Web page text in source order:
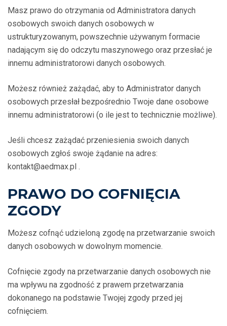
Masz prawo do otrzymania od Administratora danych
osobowych swoich danych osobowych w
ustrukturyzowanym, powszechnie używanym formacie
nadającym się do odczytu maszynowego oraz przesłać je
innemu administratorowi danych osobowych.
Możesz również zażądać, aby to Administrator danych
osobowych przesłał bezpośrednio Twoje dane osobowe
innemu administratorowi (o ile jest to technicznie możliwe).
Jeśli chcesz zażądać przeniesienia swoich danych
osobowych zgłoś swoje żądanie na adres:
kontakt@aedmax.pl .
PRAWO DO COFNIĘCIA
ZGODY
Możesz cofnąć udzieloną zgodę na przetwarzanie swoich
danych osobowych w dowolnym momencie.
Cofnięcie zgody na przetwarzanie danych osobowych nie
ma wpływu na zgodność z prawem przetwarzania
dokonanego na podstawie Twojej zgody przed jej
cofnięciem.